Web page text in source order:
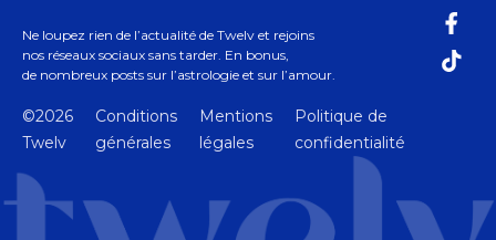
Ne loupez rien de l’actualité de Twelv et rejoins
nos réseaux sociaux sans tarder. En bonus,
de nombreux posts sur l’astrologie et sur l’amour.
©2026
Twelv
Conditions
générales
Mentions
légales
Politique de
confidentialité